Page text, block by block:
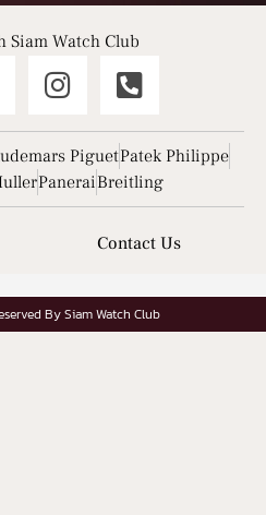
Siam Watch Club
PiguetPatek Philippe
PaneraiBreitling
Contact Us
By Siam Watch Club